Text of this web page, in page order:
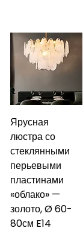
Ярусная
люстра со
стеклянными
перьевыми
пластинами
«облако» —
золото, Ø 60-
80см E14